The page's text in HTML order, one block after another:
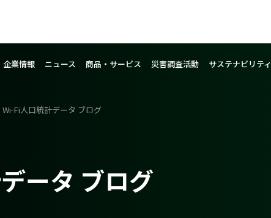
企業情報 ニュース 商品・サービス 災害調査活動 サステナビリティ
Wi-Fi人口統計データ ブログ
ータ ブログ